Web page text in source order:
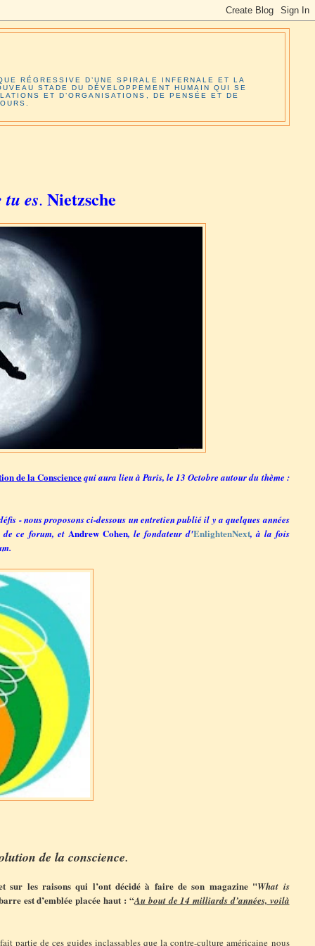
RÉGRESSIVE D’UNE SPIRALE INFERNALE ET LA
STADE DU DÉVELOPPEMENT HUMAIN QUI SE
ET D’ORGANISATIONS, DE PENSÉE ET DE
es.Nietzsche
de la Consciencequi aura lieu à Paris, le 13 Octobre autour du thème :
- nous proposons ci-dessous un entretien publié il y a quelques années
ce forum, etAndrew Cohen, le fondateur d'EnlightenNext, à la fois
de la conscience.
sur les raisons qui l’ont décidé à faire de son magazine "What is
est d’emblée placée haut : “Au bout de 14 milliards d’années, voilà
partie de ces guides inclassables que la contre-culture américaine nous